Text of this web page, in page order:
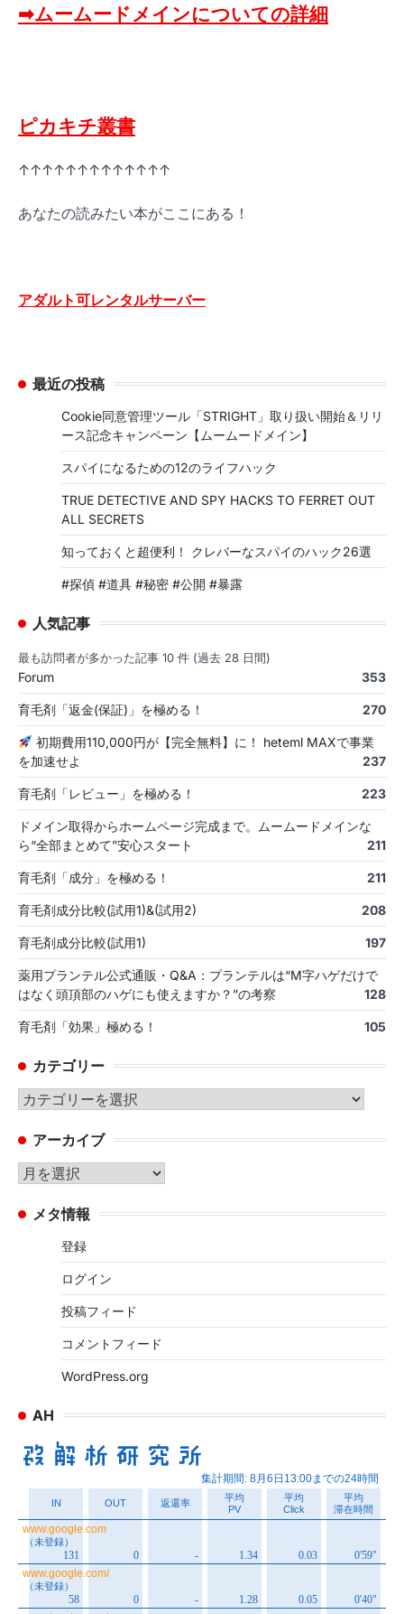
➡ムームードメインについての詳細
ピカキチ叢書
↑↑↑↑↑↑↑↑↑↑↑↑↑
あなたの読みたい本がここにある！
アダルト可レンタルサーバー
最近の投稿
Cookie同意管理ツール「STRIGHT」取り扱い開始＆リリ
ース記念キャンペーン【ムームードメイン】
スパイになるための12のライフハック
TRUE DETECTIVE AND SPY HACKS TO FERRET OUT
ALL SECRETS
知っておくと超便利！ クレバーなスパイのハック26選
#探偵 #道具 #秘密 #公開 #暴露
人気記事
最も訪問者が多かった記事 10 件 (過去 28 日間)
Forum 353
育毛剤「返金(保証)」を極める！ 270
初期費用110,000円が【完全無料】に！ heteml MAXで事業
を加速せよ
237
育毛剤「レビュー」を極める！ 223
ドメイン取得からホームページ完成まで。ムームードメインな
ら“全部まとめて”安心スタート
211
育毛剤「成分」を極める！ 211
育毛剤成分比較(試用1)&(試用2) 208
育毛剤成分比較(試用1) 197
薬用プランテル公式通販・Q&A：プランテルは“M字ハゲだけで
はなく頭頂部のハゲにも使えますか？”の考察
128
育毛剤「効果」極める！ 105
カテゴリー
カ
ゴ
リ
ー
アーカイブ
ア
カ メタ情報
登録
ログイン
投稿フィード
コメントフィード
WordPress.org
AH